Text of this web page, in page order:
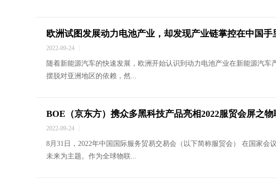
欧洲试图发展动力电池产业，却发现产业链掌控在中国手
2022-09-24
随着新能源汽车的快速发展，欧洲开始认识到动力电池产业在新能源汽
摆脱对亚洲地区的依赖，然...
BOE（京东方）携众多黑科技产品亮相2022服贸会屏之
2022-09-24
8月31日，2022年中国国际服务贸易交易会（以下简称服贸会） 在国家
未来为主题。作为全球物联...